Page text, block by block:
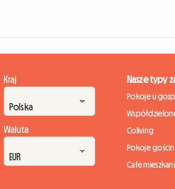
Kraj
Waluta
Nasze typy
Pokoje u
Coliving
Pokoje
Całe